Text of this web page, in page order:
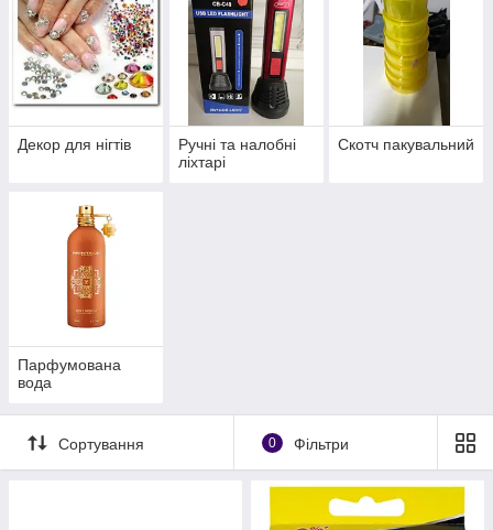
Декор для нігтів
Ручні та налобні
ліхтарі
Скотч пакувальний
Парфумована
вода
Сортування 0 Фільтри